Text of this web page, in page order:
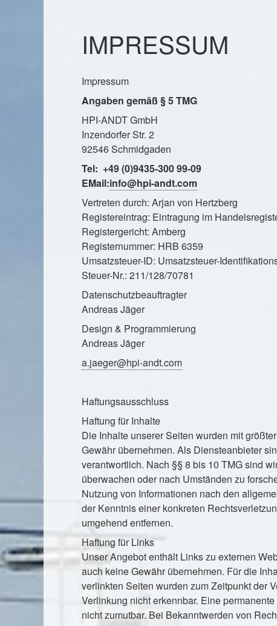
IMPRESSUM
Impressum
Angaben gemäß § 5 TMG
HPI-ANDT GmbH
Inzendorfer Str. 2
92546 Schmidgaden
Tel: +49 (0)9435-300 99-09
EMail:info@hpi-andt.com
Vertreten durch: Arjan von Hertzberg
Registereintrag: Eintragung im
Registergericht: Amberg
Registernummer: HRB 6359
Umsatzsteuer-ID: Umsatzsteuer-
Steuer-Nr.: 211/128/70781
Datenschutzbeauftragter
Andreas Jäger
Design & Programmierung
Andreas Jäger
a.jaeger@hpi-andt.com
Haftungsausschluss
Haftung für Inhalte
Die Inhalte unserer Seiten wurden mit
Gewähr übernehmen. Als Diensteanbieter
verantwortlich. Nach §§ 8 bis 10 TMG sind
überwachen oder nach Umständen zu
Nutzung von Informationen nach den
der Kenntnis einer konkreten
umgehend entfernen.
Haftung für Links
Unser Angebot enthält Links zu externen
auch keine Gewähr übernehmen. Für die
verlinkten Seiten wurden zum Zeitpunkt der
Verlinkung nicht erkennbar. Eine
nicht zumutbar. Bei Bekanntwerden von